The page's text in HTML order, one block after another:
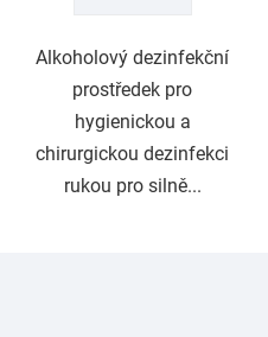
Alkoholový dezinfekční
prostředek pro
hygienickou a
chirurgickou dezinfekci
rukou pro silně...